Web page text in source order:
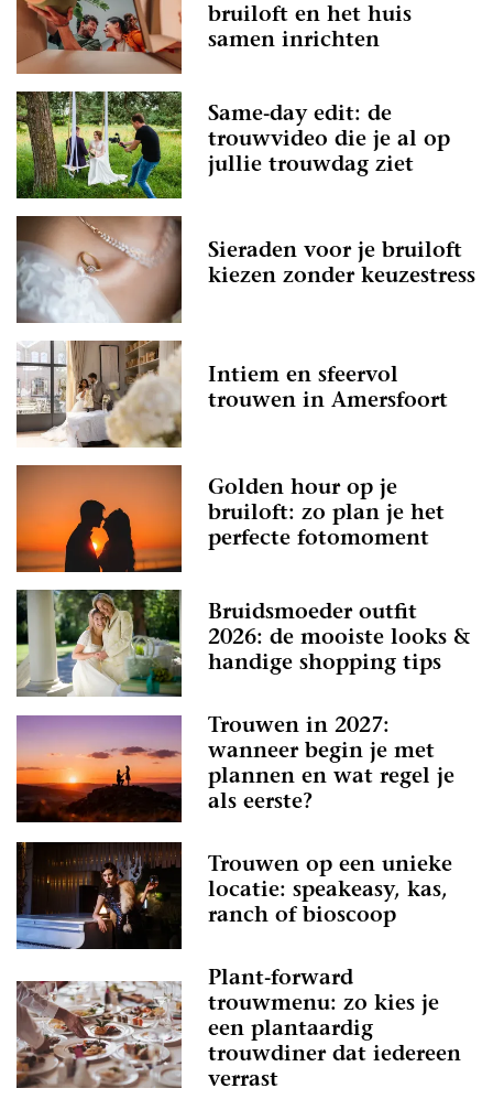
bruiloft en het huis
samen inrichten
Same-day edit: de
trouwvideo die je al op
jullie trouwdag ziet
Sieraden voor je bruiloft
kiezen zonder keuzestress
Intiem en sfeervol
trouwen in Amersfoort
Golden hour op je
bruiloft: zo plan je het
perfecte fotomoment
Bruidsmoeder outfit
2026: de mooiste looks &
handige shopping tips
Trouwen in 2027:
wanneer begin je met
plannen en wat regel je
als eerste?
Trouwen op een unieke
locatie: speakeasy, kas,
ranch of bioscoop
Plant-forward
trouwmenu: zo kies je
een plantaardig
trouwdiner dat iedereen
verrast